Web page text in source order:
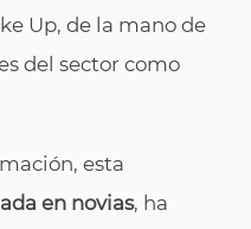
Up, de la mano de
del sector como
esta
en novias, ha